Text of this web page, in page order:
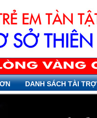
DANH SÁCH TÀI TRỢ